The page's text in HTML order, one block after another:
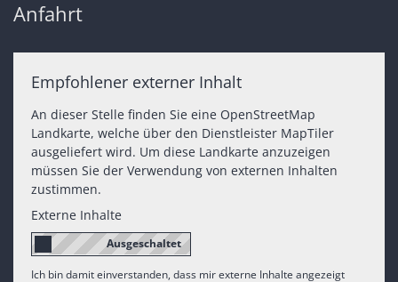
Anfahrt
Empfohlener externer Inhalt
An dieser Stelle finden Sie eine OpenStreetMap
Landkarte, welche über den Dienstleister MapTiler
ausgeliefert wird. Um diese Landkarte anzuzeigen
müssen Sie der Verwendung von externen Inhalten
zustimmen.
Externe Inhalte
Ich bin damit einverstanden, dass mir externe Inhalte angezeigt